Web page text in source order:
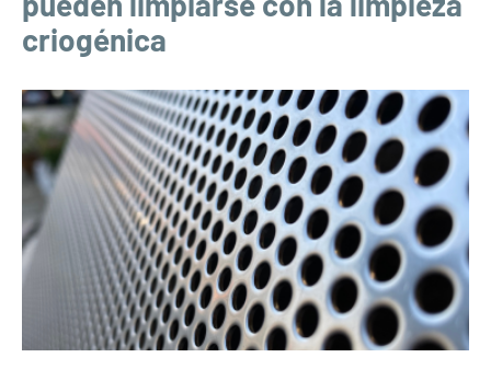
criogénica